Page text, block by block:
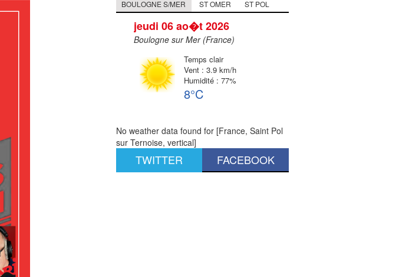
BOULOGNE S/MER ST OMER ST POL
jeudi 06 ao�t 2026
Boulogne sur Mer (France)
Temps clair
Vent : 3.9 km/h
Humidité : 77%
8°C
No weather data found for [France, Saint Pol
sur Ternoise, vertical]
TWITTER FACEBOOK